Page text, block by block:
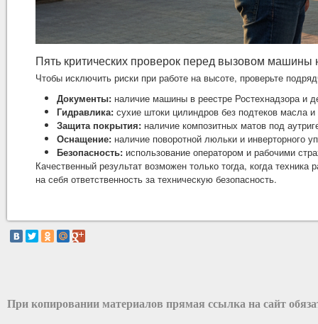
Пять критических проверок перед вызовом машины
Чтобы исключить риски при работе на высоте, проверьте
Документы: наличие машины в реестре Ростехнадзора и
Гидравлика: сухие штоки цилиндров без подтеков масла
Защита покрытия: наличие композитных матов под
Оснащение: наличие поворотной люльки и инверторного
Безопасность: использование оператором и рабочими
Качественный результат возможен только тогда, когда
на себя ответственность за техническую безопасность.
При копировании материалов прямая ссылка на сайт